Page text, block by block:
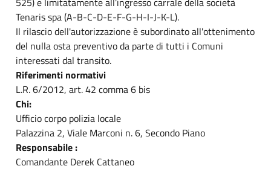
Tenaris spa (A-B-C-D-E-F-G-H-I-J-K-L).
Il rilascio dell'autorizzazione è subordinato all'ottenimento
del nulla osta preventivo da parte di tutti i Comuni
interessati dal transito.
Riferimenti normativi
L.R. 6/2012, art. 42 comma 6 bis
Chi:
Ufficio corpo polizia locale
Palazzina 2, Viale Marconi n. 6, Secondo Piano
Responsabile :
Comandante Derek Cattaneo